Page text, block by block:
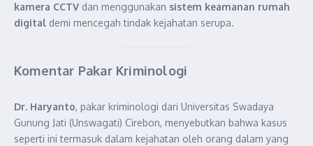
kamera CCTV dan menggunakan sistem keamanan rumah
digital demi mencegah tindak kejahatan serupa.
Komentar Pakar Kriminologi
Dr. Haryanto, pakar kriminologi dari Universitas Swadaya
Gunung Jati (Unswagati) Cirebon, menyebutkan bahwa kasus
seperti ini termasuk dalam kejahatan oleh orang dalam yang